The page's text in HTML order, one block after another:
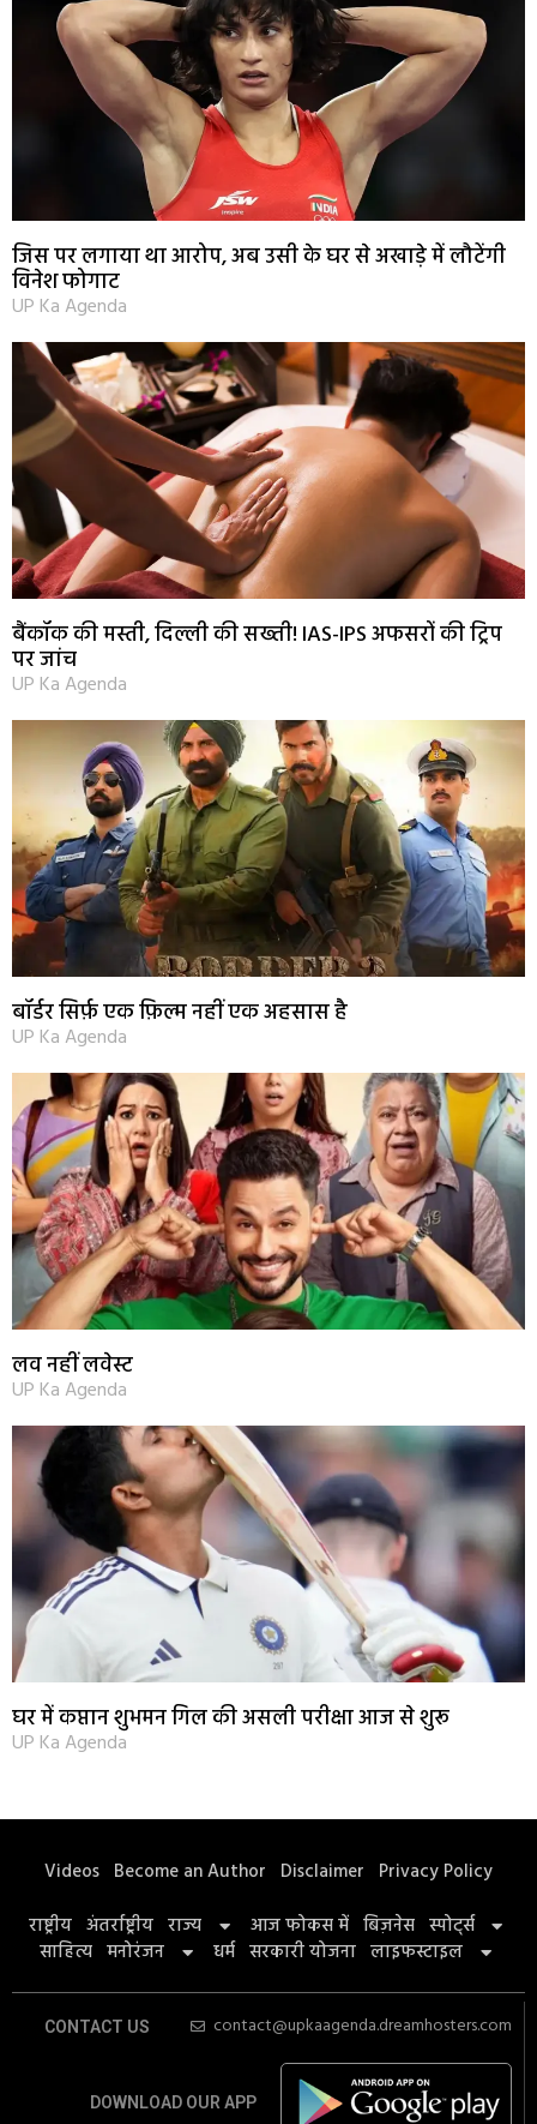
जिस पर लगाया था आरोप, अब उसी के घर से अखाड़े में लौटेंगी
विनेश फोगाट
UP Ka Agenda
बैंकॉक की मस्ती, दिल्ली की सख्ती! IAS-IPS अफसरों की ट्रिप
पर जांच
UP Ka Agenda
बॉर्डर सिर्फ़ एक फ़िल्म नहीं एक अहसास है
UP Ka Agenda
लव नहीं लवेस्ट
UP Ka Agenda
घर में कप्तान शुभमन गिल की असली परीक्षा आज से शुरू
UP Ka Agenda
Videos Become an Author Disclaimer Privacy Policy
राष्ट्रीय अंतर्राष्ट्रीय राज्य आज फोकस में बिज़नेस स्पोर्ट्स
साहित्य मनोरंजन धर्म सरकारी योजना लाइफस्टाइल
CONTACT US contact@upkaagenda.dreamhosters.com
DOWNLOAD OUR APP